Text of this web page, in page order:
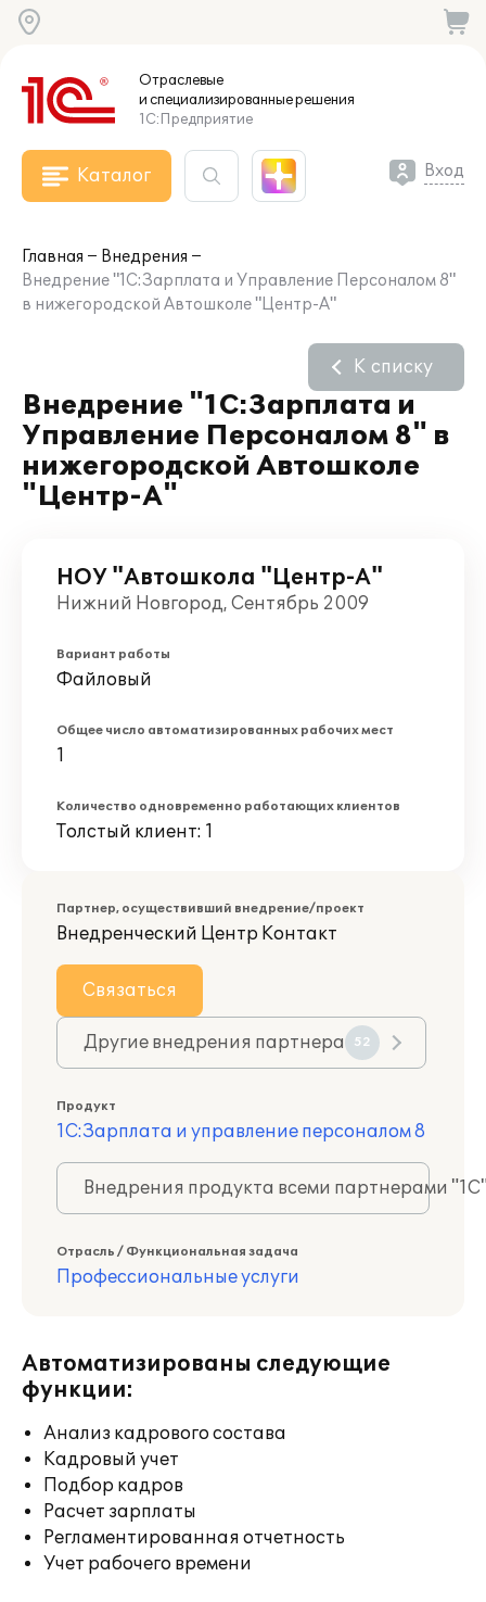
Отраслевые
и специализированныерешения
1С:Предприятие
Каталог Вход
Главная
Внедрения
Внедрение "1С:Зарплата и Управление Персоналом 8"
в нижегородской Автошколе "Центр-А"
Внедрение "1С:Зарплата и
Управление Персоналом 8" в
нижегородской Автошколе
"Центр-А"
К списку
НОУ "Автошкола "Центр-А"
Нижний Новгород, Сентябрь 2009
Вариант работы
Файловый
Общее число автоматизированных рабочих мест
1
Количество одновременно работающих клиентов
Толстый клиент: 1
Партнер, осуществивший внедрение/проект
Внедренческий Центр Контакт
Связаться
Другие внедрения партнера 52
Продукт
1С:Зарплата и управление персоналом 8
Внедрения продукта всеми партнерами
Отрасль / Функциональная задача
Профессиональные услуги
Автоматизированы следующие
функции:
Анализ кадрового состава
Кадровый учет
Подбор кадров
Расчет зарплаты
Регламентированная отчетность
Учет рабочего времени